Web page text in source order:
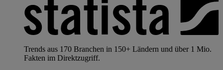
Trends aus 170 Branchen in 150+ Ländern und über 1 Mio.
Fakten im Direktzugriff.